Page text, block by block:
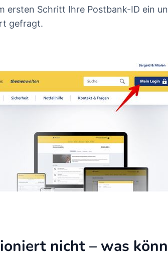
ersten Schritt Ihre Postbank-ID ein
gefragt.
nicht – was